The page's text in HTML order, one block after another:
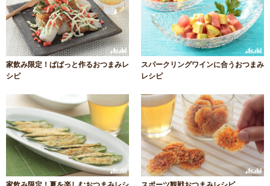
家飲み限定！ぱぱっと作るおつまみレ
シピ
スパークリングワインに合うおつまみ
レシピ